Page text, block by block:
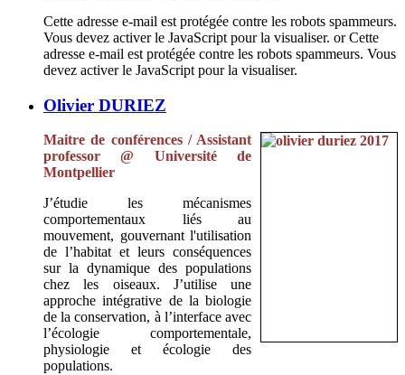
Cette adresse e-mail est protégée contre les robots spammeurs.
Vous devez activer le JavaScript pour la visualiser. orCette
adresse e-mail est protégée contre les robots spammeurs. Vous
devez activer le JavaScript pour la visualiser.
Olivier DURIEZ
Maitre de conférences / Assistant
professor @ Université de
Montpellier
J’étudie les mécanismes
comportementaux liés au
mouvement, gouvernant l'utilisation
de l’habitat et leurs conséquences
sur la dynamique des populations
chez les oiseaux. J’utilise une
approche intégrative de la biologie
de la conservation, à l’interface avec
l’écologie comportementale,
physiologie et écologie des
populations.